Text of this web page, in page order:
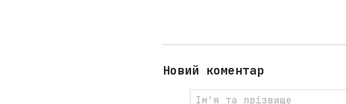
Новий коментар